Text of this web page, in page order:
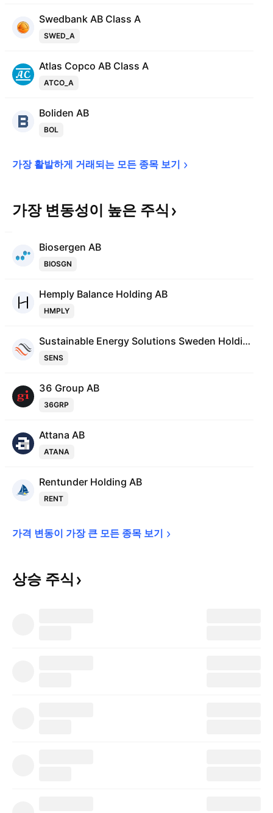
Swedbank AB Class A
SWED_A
Atlas Copco AB Class A
ATCO_A
Boliden AB
BOL
가장 활발하게 거래되는 모든 종목 보기
가장 변동성이 높은 주식
Biosergen AB
BIOSGN
Hemply Balance Holding AB
HMPLY
Sustainable Energy Solutions Sweden Holding AB
SENS
36 Group AB
36GRP
Attana AB
ATANA
Rentunder Holding AB
RENT
가격 변동이 가장 큰 모든 종목 보기
상승 주식